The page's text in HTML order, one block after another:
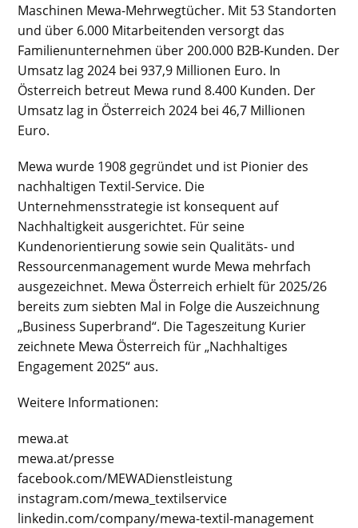
Maschinen Mewa-Mehrwegtücher. Mit 53 Standorten
und über 6.000 Mitarbeitenden versorgt das
Familienunternehmen über 200.000 B2B-Kunden. Der
Umsatz lag 2024 bei 937,9 Millionen Euro. In
Österreich betreut Mewa rund 8.400 Kunden. Der
Umsatz lag in Österreich 2024 bei 46,7 Millionen
Euro.
Mewa wurde 1908 gegründet und ist Pionier des
nachhaltigen Textil-Service. Die
Unternehmensstrategie ist konsequent auf
Nachhaltigkeit ausgerichtet. Für seine
Kundenorientierung sowie sein Qualitäts- und
Ressourcenmanagement wurde Mewa mehrfach
ausgezeichnet. Mewa Österreich erhielt für 2025/26
bereits zum siebten Mal in Folge die Auszeichnung
„Business Superbrand“. Die Tageszeitung Kurier
zeichnete Mewa Österreich für „Nachhaltiges
Engagement 2025“ aus.
Weitere Informationen:
mewa.at
mewa.at/presse
facebook.com/MEWADienstleistung
instagram.com/mewa_textilservice
linkedin.com/company/mewa-textil-management